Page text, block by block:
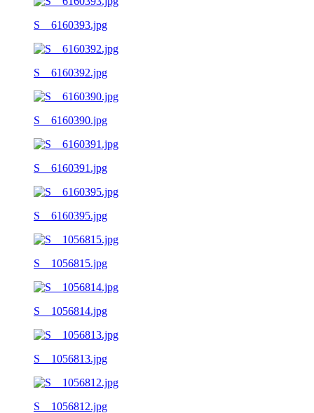
S__6160393.jpg
S__6160392.jpg
S__6160390.jpg
S__6160391.jpg
S__6160395.jpg
S__1056815.jpg
S__1056814.jpg
S__1056813.jpg
S__1056812.jpg